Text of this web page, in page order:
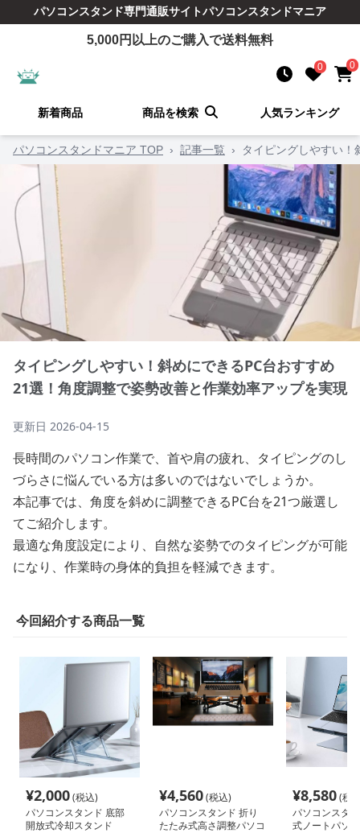
パソコンスタンド専門通販サイトパソコンスタンドマニア
5,000円以上のご購入で送料無料
0 0
新着商品 商品を検索 人気ランキング
パソコンスタンドマニア TOP › 記事一覧 › タイピングしやすい
タイピングしやすい！斜めにできるPC台おすすめ
21選！角度調整で姿勢改善と作業効率アップを実現
更新日 2026-04-15
長時間のパソコン作業で、首や肩の疲れ、タイピングのし
づらさに悩んでいる方は多いのではないでしょうか。
本記事では、角度を斜めに調整できるPC台を21つ厳選し
てご紹介します。
最適な角度設定により、自然な姿勢でのタイピングが可能
になり、作業時の身体的負担を軽減できます。
今回紹介する商品一覧
¥2,000(税込)
パソコンスタンド 底部
開放式冷却スタンド
¥4,560(税込)
パソコンスタンド 折り
たたみ式高さ調整パソコ
¥8,580(税
パソコンスタ
式ノートパソ